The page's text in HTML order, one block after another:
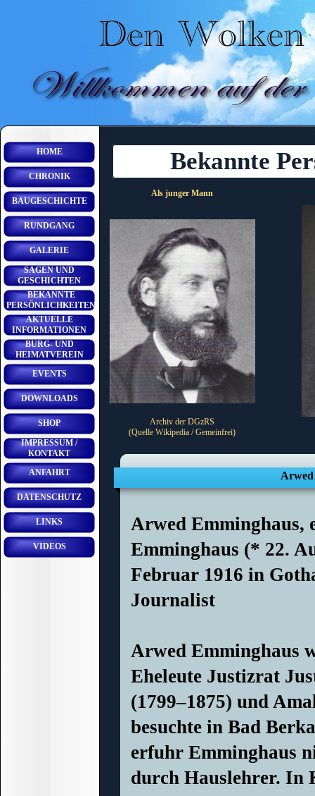
HOME
CHRONIK
BAUGESCHICHTE
RUNDGANG
GALERIE
SAGEN UND
GESCHICHTEN
BEKANNTE
PERSÖNLICHKEITEN
AKTUELLE
INFORMATIONEN
BURG- UND
HEIMATVEREIN
EVENTS
DOWNLOADS
SHOP
IMPRESSUM /
KONTAKT
ANFAHRT
DATENSCHUTZ
LINKS
VIDEOS
Bekannte
Als junger Mann
Archiv der DGzRS
(Quelle Wikipedia / Gemeinfrei)
Arwed
Arwed
Emminghaus (* 22.
Februar 1916 in
Journalist
Arwed Emminghaus
Eheleute Justizrat
(1799–1875) und
besuchte in Bad
erfuhr Emminghaus
durch Hauslehrer. In